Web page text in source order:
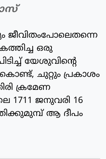
ജീവിതംപോലെതന്നെ
ഒരു
യേശുവിന്റെ
ചുറ്റും പ്രകാശം
ക്രമേണ
ജനുവരി 16
ആ ദീപം